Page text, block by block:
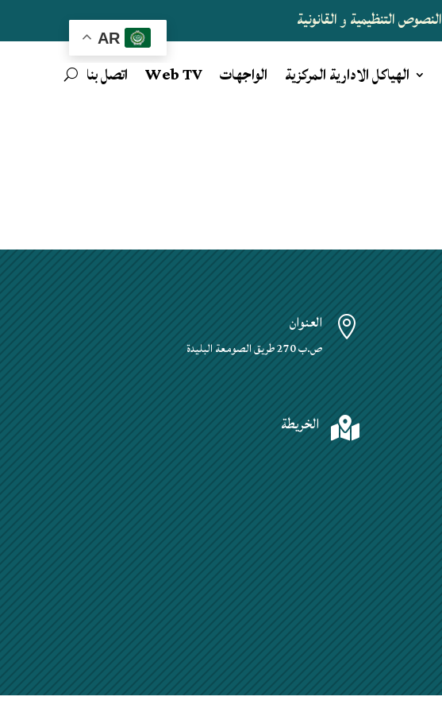
AR
النصوص التنظيمية و القانونية
الهياكل الادارية المركزية الواجهات Web TV اتصل بنا
 العنوان
ص.ب 270 طريق الصومعة البليدة
 الخريطة